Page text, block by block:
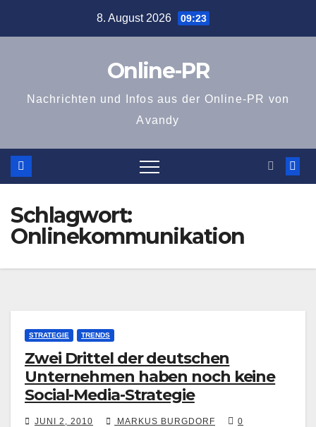
8. August 2026 09:23
Online-PR
Nachrichten und Infos aus der Online-PR von
Avandy
Schlagwort:
Onlinekommunikation
STRATEGIE TRENDS
Zwei Drittel der deutschen
Unternehmen haben noch keine
Social-Media-Strategie
JUNI 2, 2010 MARKUS BURGDORF
0